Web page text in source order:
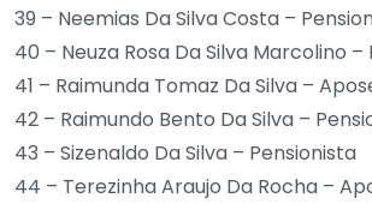
39 – Neemias Da Silva Costa –
40 – Neuza Rosa Da Silva Marcolino –
41 – Raimunda Tomaz Da Silva –
42 – Raimundo Bento Da Silva –
43 – Sizenaldo Da Silva – Pensionista
44 – Terezinha Araujo Da Rocha –